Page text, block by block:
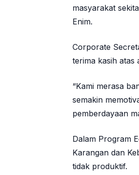
masyarakat
Enim.
Corporate
terima kasih atas
“Kami merasa
semakin
pemberdayaan
Dalam Program
Karangan dan
tidak produktif.